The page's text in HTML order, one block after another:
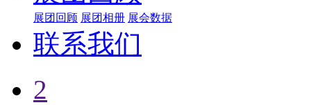
展团回顾 展团相册 展会数据
联系我们
2